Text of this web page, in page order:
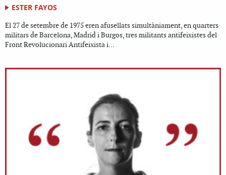
ESTER FAYOS
El 27 de setembre de 1975 eren afusellats simultàniament, en quarters
militars de Barcelona, Madrid i Burgos, tres militants antifeixistes del
Front Revolucionari Antifeixista i...